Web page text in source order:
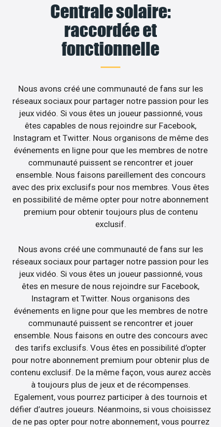
Centrale solaire:
raccordée et
fonctionnelle
Nous avons créé une communauté de fans sur les
réseaux sociaux pour partager notre passion pour les
jeux vidéo. Si vous êtes un joueur passionné, vous
êtes capables de nous rejoindre sur Facebook,
Instagram et Twitter. Nous organisons de même des
événements en ligne pour que les membres de notre
communauté puissent se rencontrer et jouer
ensemble. Nous faisons pareillement des concours
avec des prix exclusifs pour nos membres. Vous êtes
en possibilité de même opter pour notre abonnement
premium pour obtenir toujours plus de contenu
exclusif.
Nous avons créé une communauté de fans sur les
réseaux sociaux pour partager notre passion pour les
jeux vidéo. Si vous êtes un joueur passionné, vous
êtes en mesure de nous rejoindre sur Facebook,
Instagram et Twitter. Nous organisons des
événements en ligne pour que les membres de notre
communauté puissent se rencontrer et jouer
ensemble. Nous faisons en outre des concours avec
des tarifs exclusifs. Vous êtes en possibilité d’opter
pour notre abonnement premium pour obtenir plus de
contenu exclusif. De la même façon, vous aurez accès
à toujours plus de jeux et de récompenses.
Egalement, vous pourrez participer à des tournois et
défier d’autres joueurs. Néanmoins, si vous choisissez
de ne pas opter pour notre abonnement, vous pourrez